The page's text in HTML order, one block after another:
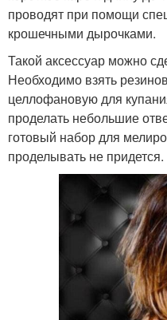
проводят при помощи
крошечными дырочками.
Такой аксессуар можно
Необходимо взять
целлофановую для
проделать небольшие
готовый набор для
проделывать не придется.